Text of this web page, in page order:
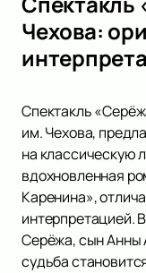
Чехова:
Спектакль
им. Чехова,
на классическую
вдохновленная
Каренина»,
интерпретацией.
Серёжа, сын Анны
судьба